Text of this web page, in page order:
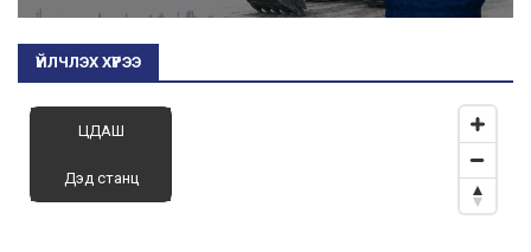
ҮЙЛЧЛЭХ ХҮРЭЭ
ЦДАШ
Дэд станц